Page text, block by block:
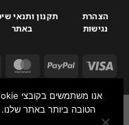
הצהרת
נגישות
תקנון ותנאי
באתר
הטובה ביותר באתר